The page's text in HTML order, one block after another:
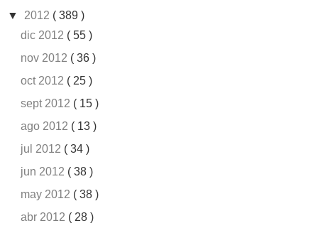
▼ 2012 ( 389 )
dic 2012 ( 55 )
nov 2012 ( 36 )
oct 2012 ( 25 )
sept 2012 ( 15 )
ago 2012 ( 13 )
jul 2012 ( 34 )
jun 2012 ( 38 )
may 2012 ( 38 )
abr 2012 ( 28 )